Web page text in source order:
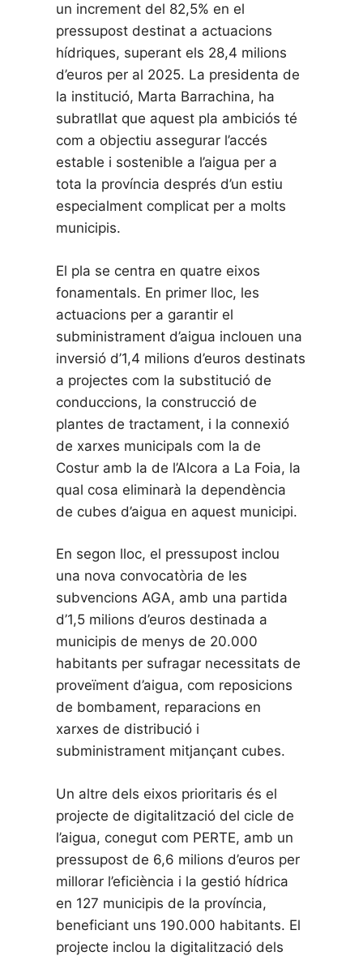
un increment del 82,5% en el
pressupost destinat a actuacions
hídriques, superant els 28,4 milions
d’euros per al 2025. La presidenta de
la institució, Marta Barrachina, ha
subratllat que aquest pla ambiciós té
com a objectiu assegurar l’accés
estable i sostenible a l’aigua per a
tota la província després d’un estiu
especialment complicat per a molts
municipis.
El pla se centra en quatre eixos
fonamentals. En primer lloc, les
actuacions per a garantir el
subministrament d’aigua inclouen una
inversió d’1,4 milions d’euros destinats
a projectes com la substitució de
conduccions, la construcció de
plantes de tractament, i la connexió
de xarxes municipals com la de
Costur amb la de l’Alcora a La Foia, la
qual cosa eliminarà la dependència
de cubes d’aigua en aquest municipi.
En segon lloc, el pressupost inclou
una nova convocatòria de les
subvencions AGA, amb una partida
d’1,5 milions d’euros destinada a
municipis de menys de 20.000
habitants per sufragar necessitats de
proveïment d’aigua, com reposicions
de bombament, reparacions en
xarxes de distribució i
subministrament mitjançant cubes.
Un altre dels eixos prioritaris és el
projecte de digitalització del cicle de
l’aigua, conegut com PERTE, amb un
pressupost de 6,6 milions d’euros per
millorar l’eficiència i la gestió hídrica
en 127 municipis de la província,
beneficiant uns 190.000 habitants. El
projecte inclou la digitalització dels